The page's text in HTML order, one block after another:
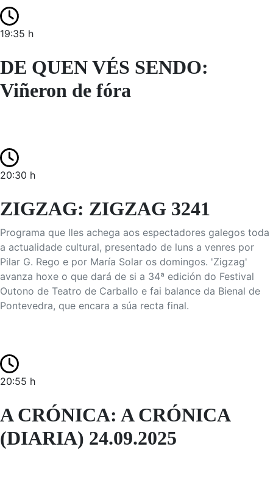
19:35 h
DE QUEN VÉS SENDO:
Viñeron de fóra
20:30 h
ZIGZAG: ZIGZAG 3241
Programa que lles achega aos espectadores galegos toda
a actualidade cultural, presentado de luns a venres por
Pilar G. Rego e por María Solar os domingos. 'Zigzag'
avanza hoxe o que dará de si a 34ª edición do Festival
Outono de Teatro de Carballo e fai balance da Bienal de
Pontevedra, que encara a súa recta final.
20:55 h
A CRÓNICA: A CRÓNICA
(DIARIA) 24.09.2025